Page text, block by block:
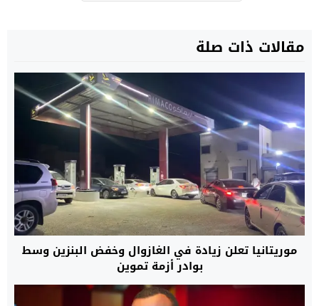
مقالات ذات صلة
موريتانيا تعلن زيادة في الغازوال وخفض البنزين وسط
بوادر أزمة تموين